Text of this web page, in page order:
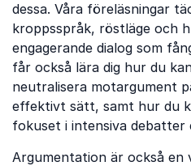
dessa. Våra föreläsningar
kroppsspråk, röstläge och
engagerande dialog som
får också lära dig hur du
neutralisera motargument
effektivt sätt, samt hur du
fokuset i intensiva debatter
Argumentation är också en